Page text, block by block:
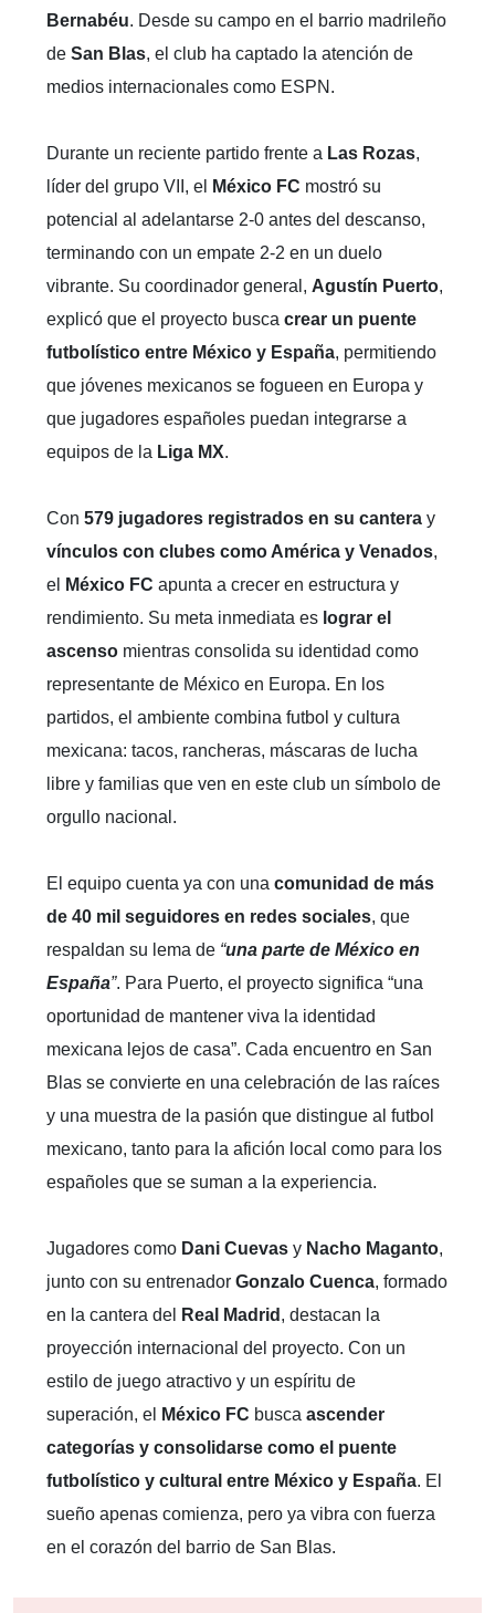
Bernabéu. Desde su campo en el barrio madrileño
de San Blas, el club ha captado la atención de
medios internacionales como ESPN.
Durante un reciente partido frente a Las Rozas,
líder del grupo VII, el
México FC mostró su
potencial al adelantarse 2-0 antes del descanso,
terminando con un empate 2-2 en un duelo
vibrante. Su coordinador general, Agustín Puerto,
explicó que el proyecto busca crear un puente
futbolístico entre México y España, permitiendo
que jóvenes mexicanos se fogueen en Europa y
que jugadores españoles puedan integrarse a
equipos de la Liga MX.
Con 579 jugadores registrados en su cantera y
vínculos con clubes como América y Venados,
el
México FC apunta a crecer en estructura y
rendimiento. Su meta inmediata es lograr el
ascenso mientras consolida su identidad como
representante de México en Europa. En los
partidos, el ambiente combina futbol y cultura
mexicana: tacos, rancheras, máscaras de lucha
libre y familias que ven en este club un símbolo de
orgullo nacional.
El equipo cuenta ya con una comunidad de más
de 40 mil seguidores en redes sociales, que
respaldan su lema de “una parte de México en
España”. Para Puerto, el proyecto significa “una
oportunidad de mantener viva la identidad
mexicana lejos de casa”. Cada encuentro en San
Blas se convierte en una celebración de las raíces
y una muestra de la pasión que distingue al futbol
mexicano, tanto para la afición local como para los
españoles que se suman a la experiencia.
Jugadores como Dani Cuevas y Nacho Maganto,
junto con su entrenador Gonzalo Cuenca, formado
en la cantera del
Real Madrid , destacan la
proyección internacional del proyecto. Con un
estilo de juego atractivo y un espíritu de
superación, el
México FC busca ascender
categorías y consolidarse como el puente
futbolístico y cultural entre México y España. El
sueño apenas comienza, pero ya vibra con fuerza
en el corazón del barrio de San Blas.